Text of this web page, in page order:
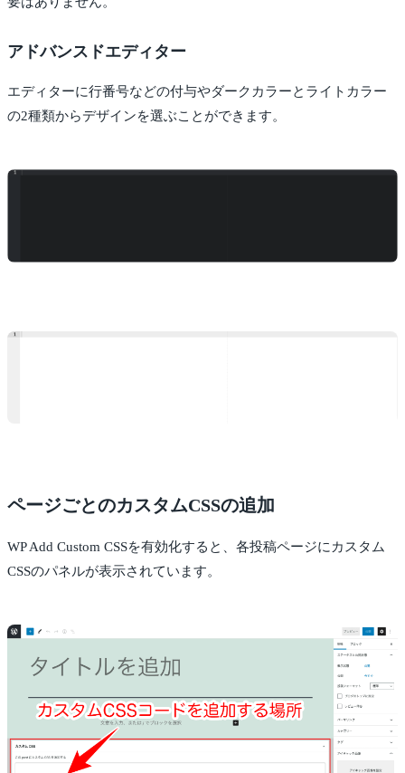
アドバンスドエディター
エディターに行番号などの付与やダークカラーとライトカラー
の2種類からデザインを選ぶことができます。
ページごとのカスタムCSSの追加
WP Add Custom CSSを有効化すると、各投稿ページにカスタム
CSSのパネルが表示されています。